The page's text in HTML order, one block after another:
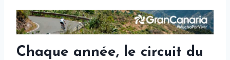
Chaque année, le circuit du